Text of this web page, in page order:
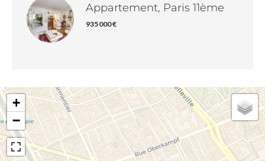
Appartement, Paris 11ème
935 000 €
+
−